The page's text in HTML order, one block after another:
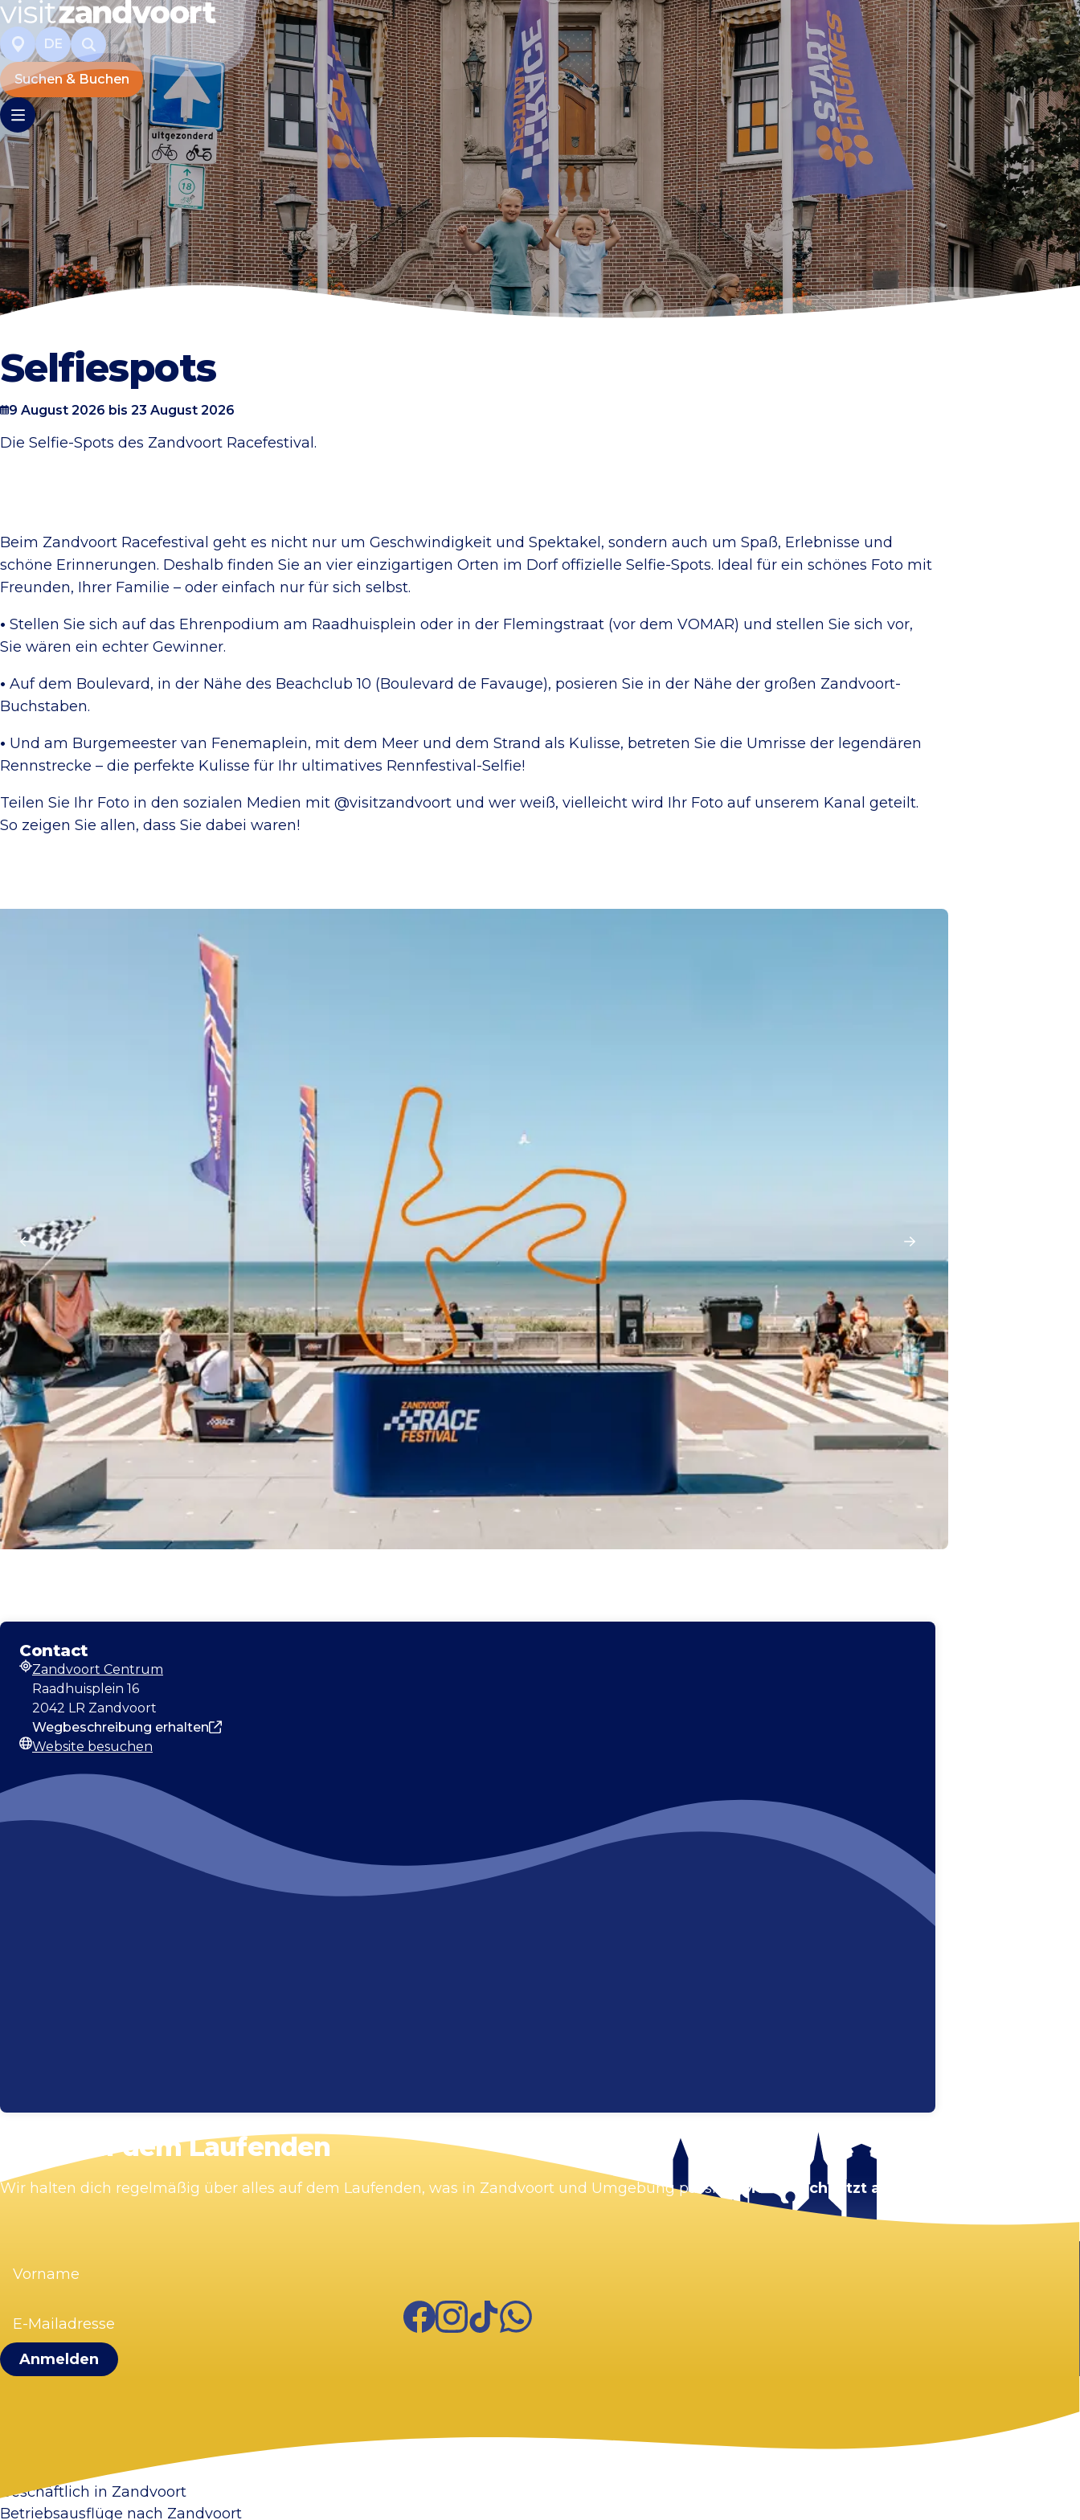
DE
Suchen & Buchen
Selfiespots
9 August 2026 bis 23 August 2026
Die Selfie-Spots des Zandvoort Racefestival.
Beim Zandvoort Racefestival geht es nicht nur um Geschwindigkeit und Spektakel, sondern auch um Spaß, Erlebnisse und
schöne Erinnerungen. Deshalb finden Sie an vier einzigartigen Orten im Dorf offizielle Selfie-Spots. Ideal für ein schönes Foto mit
Freunden, Ihrer Familie – oder einfach nur für sich selbst.
• Stellen Sie sich auf das Ehrenpodium am Raadhuisplein oder in der Flemingstraat (vor dem VOMAR) und stellen Sie sich vor,
Sie wären ein echter Gewinner.
• Auf dem Boulevard, in der Nähe des Beachclub 10 (Boulevard de Favauge), posieren Sie in der Nähe der großen Zandvoort-
Buchstaben.
• Und am Burgemeester van Fenemaplein, mit dem Meer und dem Strand als Kulisse, betreten Sie die Umrisse der legendären
Rennstrecke – die perfekte Kulisse für Ihr ultimatives Rennfestival-Selfie!
Teilen Sie Ihr Foto in den sozialen Medien mit @visitzandvoort und wer weiß, vielleicht wird Ihr Foto auf unserem Kanal geteilt.
So zeigen Sie allen, dass Sie dabei waren!
Contact
Adresse
Zandvoort Centrum
Raadhuisplein 16
2042 LR Zandvoort
Wegbeschreibung erhalten
Website besuchen
Karte vergrößern
Bleib auf dem Laufenden
Wir halten dich regelmäßig über alles auf dem Laufenden, was in Zandvoort und Umgebung passiert. Melde dich jetzt an!
(erforderlich)
Mailadresse
FacebookInstagram
TikTokWhatsApp
Visit Zandvoort
Kontakt
Geschäftlich in Zandvoort
Betriebsausflüge nach Zandvoort